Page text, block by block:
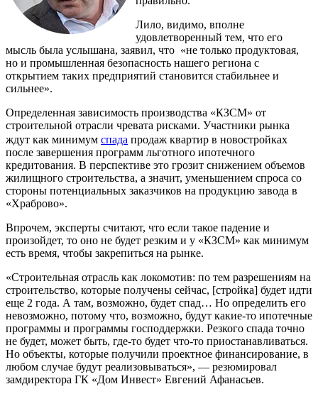
Лило, видимо, вполне
удовлетворенный тем, что его
мысль была услышана, заявил, что «не только продуктовая,
но и промышленная безопасность нашего региона с
открытием таких предприятий становится стабильнее и
сильнее».
Определенная зависимость производства «КЗСМ» от
строительной отрасли чревата рисками. Участники рынка
ждут как минимум спада продаж квартир в новостройках
после завершения программ льготного ипотечного
кредитования. В перспективе это грозит снижением объемов
жилищного строительства, а значит, уменьшением спроса со
стороны потенциальных заказчиков на продукцию завода в
«Храброво».
Впрочем, эксперты считают, что если такое падение и
произойдет, то оно не будет резким и у «КЗСМ» как минимум
есть время, чтобы закрепиться на рынке.
«Строительная отрасль как локомотив: по тем разрешениям на
строительство, которые получены сейчас, [стройка] будет идти
еще 2 года. А там, возможно, будет спад… Но определить его
невозможно, потому что, возможно, будут какие-то ипотечные
программы и программы господдержки. Резкого спада точно
не будет, может быть, где-то будет что-то приостанавливаться.
Но объекты, которые получили проектное финансирование, в
любом случае будут реализовываться», — резюмировал
замдиректора ГК «Дом Инвест» Евгений Афанасьев.